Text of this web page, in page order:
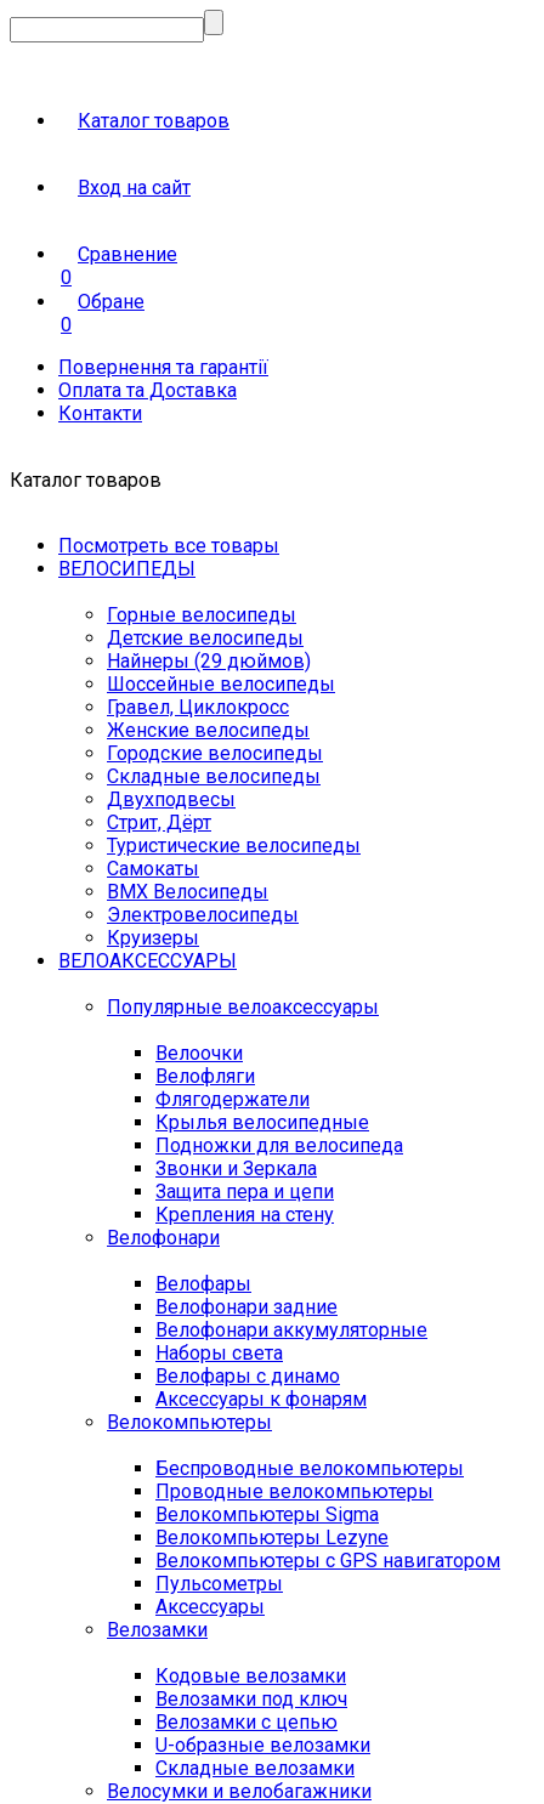
Каталог товаров
Вход на сайт
Сравнение
0
Обране
0
Повернення та гарантії
Оплата та Доставка
Контакти
Каталог товаров
Посмотреть все товары
ВЕЛОСИПЕДЫ
Горные велосипеды
Детские велосипеды
Найнеры (29 дюймов)
Шоссейные велосипеды
Гравел, Циклокросс
Женские велосипеды
Городcкие велосипеды
Складные велосипеды
Двухподвесы
Стрит, Дёрт
Туристические велосипеды
Самокаты
BMX Велосипеды
Электровелосипеды
Круизеры
ВЕЛОАКСЕССУАРЫ
Популярные велоаксессуары
Велоочки
Велофляги
Флягодержатели
Крылья велосипедные
Подножки для велосипеда
Звонки и Зеркала
Защита пера и цепи
Крепления на стену
Велофонари
Велофары
Велофонари задние
Велофонари аккумуляторные
Наборы света
Велофары с динамо
Аксессуары к фонарям
Велокомпьютеры
Беспроводные велокомпьютеры
Проводные велокомпьютеры
Велокомпьютеры Sigma
Велокомпьютеры Lezyne
Велокомпьютеры с GPS навигатором
Пульсометры
Аксессуары
Велозамки
Кодовые велозамки
Велозамки под ключ
Велозамки с цепью
U-образные велозамки
Складные велозамки
Велосумки и велобагажники